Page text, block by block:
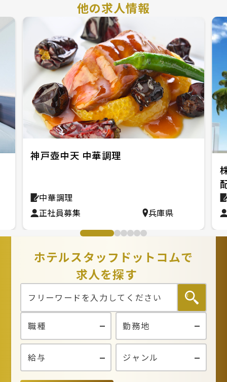
他の求人情報
神戸壺中天 中華調理
中華調理
正社員募集
兵庫県
ホテルスタッフドットコムで
求人を探す